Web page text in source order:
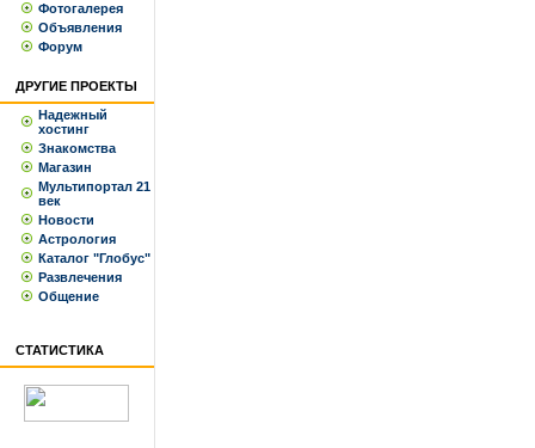
Фотогалерея
Объявления
Форум
ДРУГИЕ ПРОЕКТЫ
Надежный
хостинг
Знакомства
Магазин
Мультипортал 21
век
Новости
Астрология
Каталог "Глобус"
Развлечения
Общение
СТАТИСТИКА